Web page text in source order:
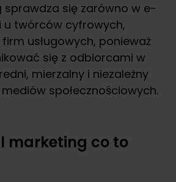
sprawdza się zarówno w e-
u twórców cyfrowych,
usługowych, ponieważ
się z odbiorcami w
mierzalny i niezależny
społecznościowych.
marketing co to